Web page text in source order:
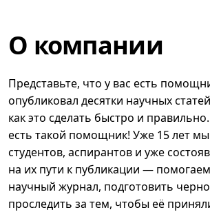
О компании
Представьте, что у вас есть
опубликовал десятки научных
как это сделать быстро и
есть такой помощник! Уже 15 лет
студентов, аспирантов и уже
на их пути к публикации —
научный журнал, подготовить
проследить за тем, чтобы её